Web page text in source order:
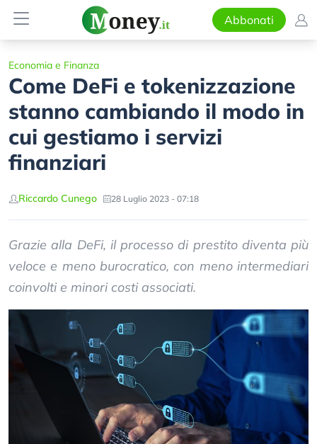
Abbonati
Economia e Finanza
Come DeFi e tokenizzazione
stanno cambiando il modo in
cui gestiamo i servizi
finanziari
Riccardo Cunego 28 Luglio 2023 - 07:18
Grazie alla DeFi, il processo di prestito diventa più
veloce e meno burocratico, con meno intermediari
coinvolti e minori costi associati.